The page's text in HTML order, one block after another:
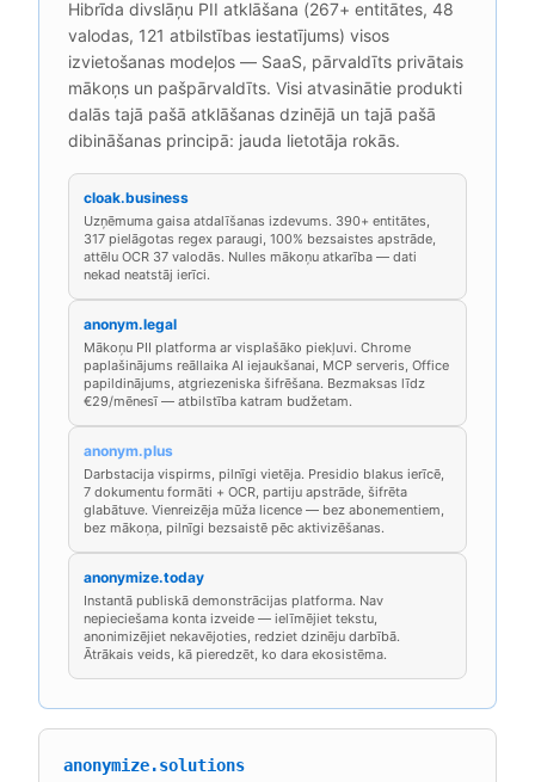
Hibrīda divslāņu PII atklāšana (267+ entitātes, 48
valodas, 121 atbilstības iestatījums) visos
izvietošanas modeļos — SaaS, pārvaldīts privātais
mākoņs un pašpārvaldīts. Visi atvasinātie produkti
dalās tajā pašā atklāšanas dzinējā un tajā pašā
dibināšanas principā: jauda lietotāja rokās.
cloak.business
Uzņēmuma gaisa atdalīšanas izdevums. 390+ entitātes,
317 pielāgotas regex paraugi, 100% bezsaistes apstrāde,
attēlu OCR 37 valodās. Nulles mākoņu atkarība — dati
nekad neatstāj ierīci.
anonym.legal
Mākoņu PII platforma ar visplašāko piekļuvi. Chrome
paplašinājums reāllaika AI iejaukšanai, MCP serveris, Office
papildinājums, atgriezeniska šifrēšana. Bezmaksas līdz
€29/mēnesī — atbilstība katram budžetam.
anonym.plus
Darbstacija vispirms, pilnīgi vietēja. Presidio blakus ierīcē,
7 dokumentu formāti + OCR, partiju apstrāde, šifrēta
glabātuve. Vienreizēja mūža licence — bez abonementiem,
bez mākoņa, pilnīgi bezsaistē pēc aktivizēšanas.
anonymize.today
Instantā publiskā demonstrācijas platforma. Nav
nepieciešama konta izveide — ielīmējiet tekstu,
anonimizējiet nekavējoties, redziet dzinēju darbībā.
Ātrākais veids, kā pieredzēt, ko dara ekosistēma.
anonymize.solutions